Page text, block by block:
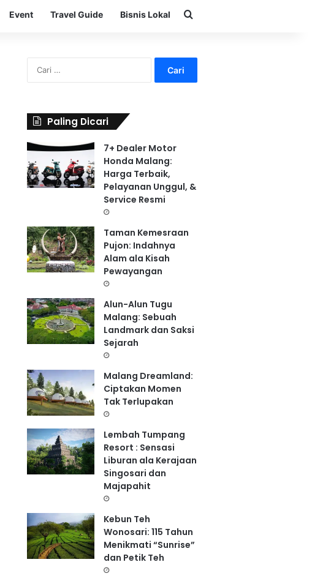
Event Travel Guide Bisnis Lokal Search for
u
k
:
Paling Dicari
7+ Dealer Motor
Honda Malang:
Harga Terbaik,
Pelayanan Unggul, &
Service Resmi
Taman Kemesraan
Pujon: Indahnya
Alam ala Kisah
Pewayangan
Alun-Alun Tugu
Malang: Sebuah
Landmark dan Saksi
Sejarah
Malang Dreamland:
Ciptakan Momen
Tak Terlupakan
Lembah Tumpang
Resort : Sensasi
Liburan ala Kerajaan
Singosari dan
Majapahit
Kebun Teh
Wonosari: 115 Tahun
Menikmati “Sunrise”
dan Petik Teh